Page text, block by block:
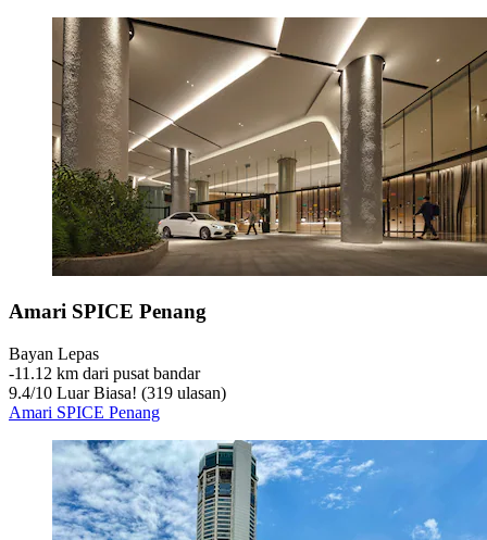
Amari SPICE Penang
Bayan Lepas
‐11.12 km dari pusat bandar
9.4/10 Luar Biasa! (319 ulasan)
Amari SPICE Penang